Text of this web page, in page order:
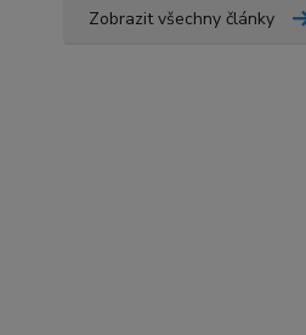
Zobrazit všechny články